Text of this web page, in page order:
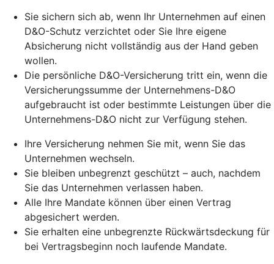
Sie sichern sich ab, wenn Ihr Unternehmen auf einen
D&O-Schutz verzichtet oder Sie Ihre eigene
Absicherung nicht vollständig aus der Hand geben
wollen.
Die persönliche D&O-Versicherung tritt ein, wenn die
Versicherungssumme der Unternehmens-D&O
aufgebraucht ist oder bestimmte Leistungen über die
Unternehmens-D&O nicht zur Verfügung stehen.
Ihre Versicherung nehmen Sie mit, wenn Sie das
Unternehmen wechseln.
Sie bleiben unbegrenzt geschützt – auch, nachdem
Sie das Unternehmen verlassen haben.
Alle Ihre Mandate können über einen Vertrag
abgesichert werden.
Sie erhalten eine unbegrenzte Rückwärtsdeckung für
bei Vertragsbeginn noch laufende Mandate.